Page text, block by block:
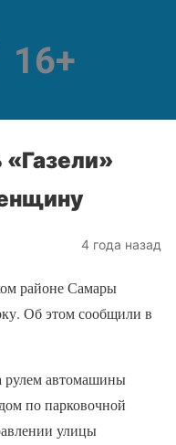
4 года назад
районе Самары
Об этом сообщили в
рулем автомашины
по парковочной
улицы